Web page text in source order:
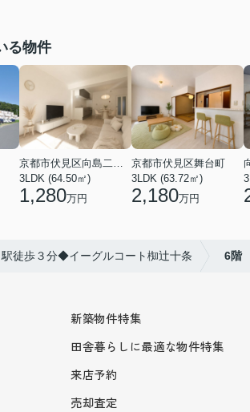
る物件
京都市伏見区向島二ノ丸町
3LDK (64.50㎡)
1,280万円
京都市伏見区舞台町
3LDK (63.72㎡)
2,180万円
徒歩３分◆イーグルコート椥辻十条 6階
新築物件特集
田舎暮らしに最適な物件特集
来店予約
売却査定